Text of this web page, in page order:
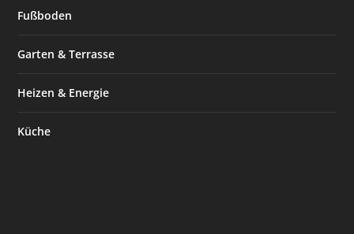
Fußboden
Garten & Terrasse
Heizen & Energie
Küche